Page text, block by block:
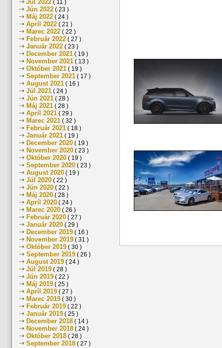
Júl 2022 ( 11 )
Jún 2022 ( 23 )
Máj 2022 ( 24 )
Apríl 2022 ( 21 )
Marec 2022 ( 22 )
Február 2022 ( 27 )
Január 2022 ( 23 )
December 2021 ( 19 )
November 2021 ( 13 )
Október 2021 ( 19 )
September 2021 ( 17 )
August 2021 ( 16 )
Júl 2021 ( 24 )
Jún 2021 ( 28 )
Máj 2021 ( 28 )
Apríl 2021 ( 29 )
Marec 2021 ( 32 )
Február 2021 ( 18 )
Január 2021 ( 19 )
December 2020 ( 19 )
November 2020 ( 23 )
Október 2020 ( 19 )
September 2020 ( 23 )
August 2020 ( 19 )
Júl 2020 ( 22 )
Jún 2020 ( 22 )
Máj 2020 ( 28 )
Apríl 2020 ( 24 )
Marec 2020 ( 26 )
Február 2020 ( 27 )
Január 2020 ( 29 )
December 2019 ( 16 )
November 2019 ( 31 )
Október 2019 ( 30 )
September 2019 ( 26 )
August 2019 ( 24 )
Júl 2019 ( 28 )
Jún 2019 ( 22 )
Máj 2019 ( 25 )
Apríl 2019 ( 27 )
Marec 2019 ( 30 )
Február 2019 ( 22 )
Január 2019 ( 25 )
December 2018 ( 14 )
November 2018 ( 24 )
Október 2018 ( 28 )
September 2018 ( 27 )